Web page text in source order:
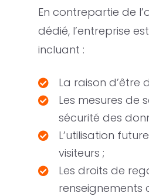
En contrepartie de
dédié, l’entreprise
incluant :
La raison d’être
Les mesures de
sécurité des
L’utilisation
visiteurs ;
Les droits de
renseignements